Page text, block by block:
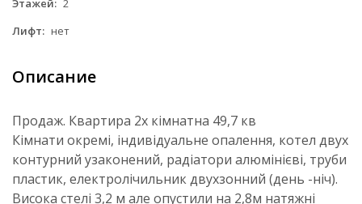
Этажей: 2
Лифт: нет
Описание
Продаж. Квартира 2х кімнатна 49,7 кв
Кімнати окремі, індивідуальне опалення, котел двух
контурний узаконений, радіатори алюмінієві, труби
пластик, електролічильник двухзонний (день -ніч).
Висока стелі 3,2 м але опустили на 2,8м натяжні